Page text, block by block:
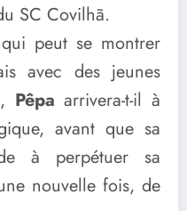
SC Covilhã.
peut se montrer
avec des jeunes
Pêpaarrivera-t-il à
avant que sa
à perpétuer sa
nouvelle fois, de